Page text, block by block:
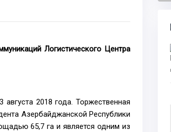
Логистического Центра
2018 года. Торжественная
Азербайджанской Республики
65,7 га и является одним из